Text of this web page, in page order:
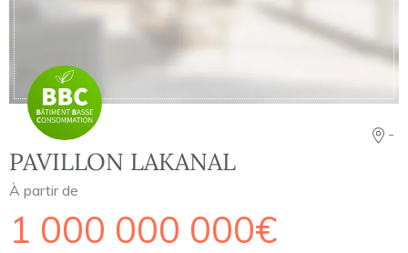
-
PAVILLON LAKANAL
À partir de
1 000 000 000€